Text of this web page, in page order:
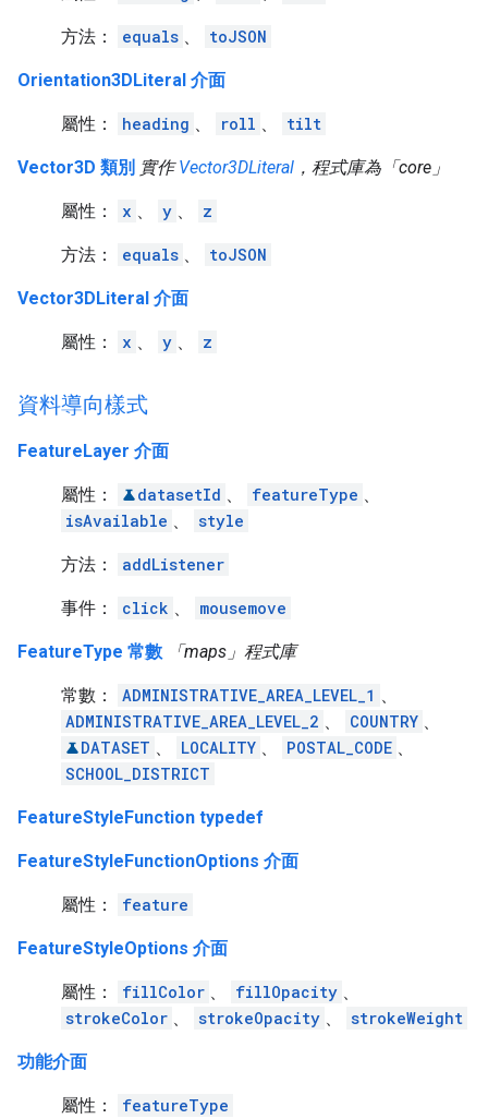
方法： equals 、 toJSON
Orientation3DLiteral 介面
屬性： heading 、 roll 、 tilt
Vector3D 類別 實作Vector3DLiteral ，程式庫為「core」
屬性： x 、 y 、 z
方法： equals 、 toJSON
Vector3DLiteral 介面
屬性： x 、 y 、 z
資料導向樣式
FeatureLayer 介面
屬性： datasetId 、 featureType 、
isAvailable 、 style
方法： addListener
事件： click 、 mousemove
FeatureType 常數 「maps」程式庫
常數： ADMINISTRATIVE_AREA_LEVEL_1 、
ADMINISTRATIVE_AREA_LEVEL_2 、 COUNTRY 、
DATASET 、 LOCALITY 、 POSTAL_CODE 、
SCHOOL_DISTRICT
FeatureStyleFunction typedef
FeatureStyleFunctionOptions 介面
屬性： feature
FeatureStyleOptions 介面
屬性： fillColor 、 fillOpacity 、
strokeColor 、 strokeOpacity 、 strokeWeight
功能介面
屬性： featureType